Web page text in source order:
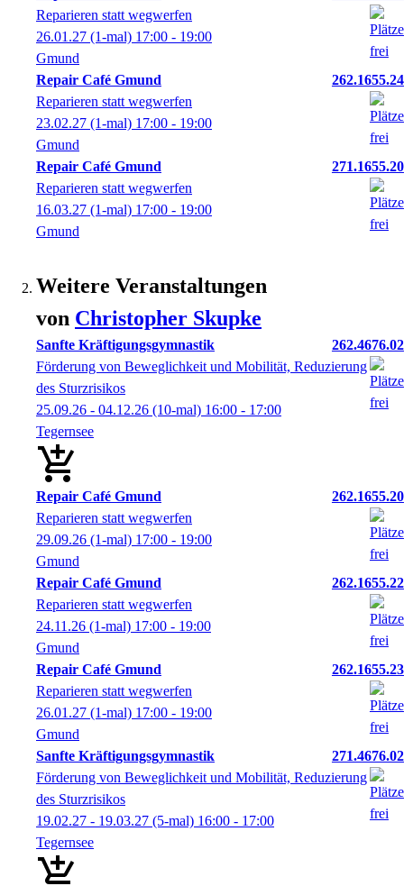
Reparieren statt wegwerfen
26.01.27 (1-mal) 17:00 - 19:00
Gmund
Repair Café Gmund
262.1655.24
Reparieren statt wegwerfen
23.02.27 (1-mal) 17:00 - 19:00
Gmund
Repair Café Gmund
271.1655.20
Reparieren statt wegwerfen
16.03.27 (1-mal) 17:00 - 19:00
Gmund
Weitere Veranstaltungen
von Christopher Skupke
Sanfte Kräftigungsgymnastik
262.4676.02
Förderung von Beweglichkeit und Mobilität, Reduzierung
des Sturzrisikos
25.09.26 - 04.12.26 (10-mal) 16:00 - 17:00
Tegernsee
Repair Café Gmund
262.1655.20
Reparieren statt wegwerfen
29.09.26 (1-mal) 17:00 - 19:00
Gmund
Repair Café Gmund
262.1655.22
Reparieren statt wegwerfen
24.11.26 (1-mal) 17:00 - 19:00
Gmund
Repair Café Gmund
262.1655.23
Reparieren statt wegwerfen
26.01.27 (1-mal) 17:00 - 19:00
Gmund
Sanfte Kräftigungsgymnastik
271.4676.02
Förderung von Beweglichkeit und Mobilität, Reduzierung
des Sturzrisikos
19.02.27 - 19.03.27 (5-mal) 16:00 - 17:00
Tegernsee